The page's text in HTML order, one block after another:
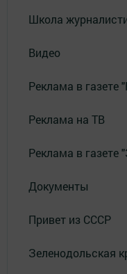
Школа
Видео
Реклама в
Реклама на ТВ
Реклама в газете
Документы
Привет из СССР
Зеленодольская